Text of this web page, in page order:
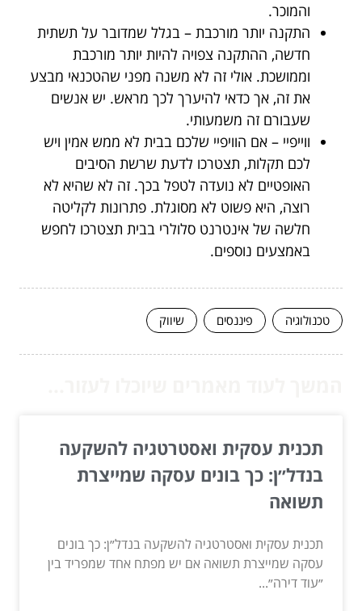
והמוכר.
התקנה יותר מורכבת – בגלל שמדובר על תשתית
חדשה, ההתקנה צפויה להיות יותר מורכבת
וממושכת. אולי זה לא משנה מפני שהטכנאי מבצע
את זה, אך כדאי להיערך לכך מראש. יש אנשים
שעבורם זה משמעותי.
ווייפיי – אם הוויפיי שלכם בבית לא ממש אמין ויש
לכם תקלות, תצטרכו לדעת שרשת הסיבים
האופטיים לא נועדה לטפל בכך. זה לא שהיא לא
רוצה, היא פשוט לא מסוגלת. פתרונות לקליטה
חלשה של אינטרנט סלולרי בבית תצטרכו לחפש
באמצעים נוספים.
טכנולוגיה פיננסים שיווק
תכנית עסקית ואסטרטגיה להשקעה
בנדל״ן: כך בונים עסקה שמייצרת
תשואה
תכנית עסקית ואסטרטגיה להשקעה בנדל״ן: כך בונים
עסקה שמייצרת תשואה אם יש מפתח אחד שמפריד בין
״עוד דירה״...